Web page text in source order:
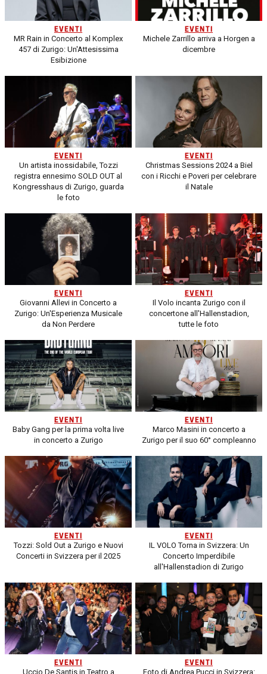
EVENTI
MR Rain in Concerto al Komplex
457 di Zurigo: Un'Attesissima
Esibizione
EVENTI
Michele Zarrillo arriva a Horgen a
dicembre
EVENTI
Un artista inossidabile, Tozzi
registra ennesimo SOLD OUT al
Kongresshaus di Zurigo, guarda
le foto
EVENTI
Christmas Sessions 2024 a Biel
con i Ricchi e Poveri per celebrare
il Natale
EVENTI
Giovanni Allevi in Concerto a
Zurigo: Un'Esperienza Musicale
da Non Perdere
EVENTI
Il Volo incanta Zurigo con il
concertone all'Hallenstadion,
tutte le foto
EVENTI
Baby Gang per la prima volta live
in concerto a Zurigo
EVENTI
Marco Masini in concerto a
Zurigo per il suo 60° compleanno
EVENTI
Tozzi: Sold Out a Zurigo e Nuovi
Concerti in Svizzera per il 2025
EVENTI
IL VOLO Torna in Svizzera: Un
Concerto Imperdibile
all'Hallenstadion di Zurigo
EVENTI
Uccio De Santis in Teatro a
EVENTI
Foto di Andrea Pucci in Svizzera: